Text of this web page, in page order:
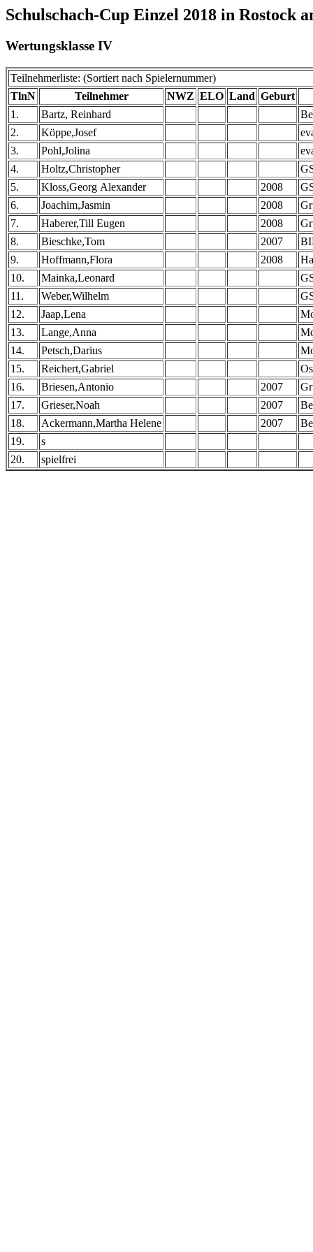
Schulschach-Cup Einzel 2018 in Rostock
Wertungsklasse IV
Teilnehmerliste: (Sortiert nach Spielernummer)
TlnN
Teilnehmer NWZ ELO Land Geburt
1.
Bartz, Reinhard
2.
Köppe,Josef
3.
Pohl,Jolina
4.
Holtz,Christopher
5.
Kloss,Georg Alexander 2008
6.
Joachim,Jasmin 2008
7.
Haberer,Till Eugen 2008
8.
Bieschke,Tom 2007
9.
Hoffmann,Flora 2008
10.
Mainka,Leonard
11.
Weber,Wilhelm
12.
Jaap,Lena
13.
Lange,Anna
14.
Petsch,Darius
15.
Reichert,Gabriel
16.
Briesen,Antonio 2007
17.
Grieser,Noah 2007
18.
Ackermann,Martha Helene 2007
19.
s
20.
spielfrei